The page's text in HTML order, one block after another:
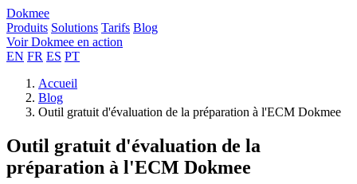
Dokmee
Produits Solutions Tarifs Blog
Voir Dokmee en action
EN FR ES PT
Accueil
Blog
Outil gratuit d'évaluation de la préparation à l'ECM Dokmee
Outil gratuit d'évaluation de la
préparation à l'ECM Dokmee